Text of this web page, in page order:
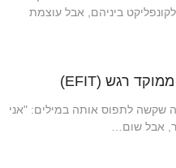
ביניהם, אבל עוצמת
שקשה לתפוס אותה במילים: "אני
אבל שום…